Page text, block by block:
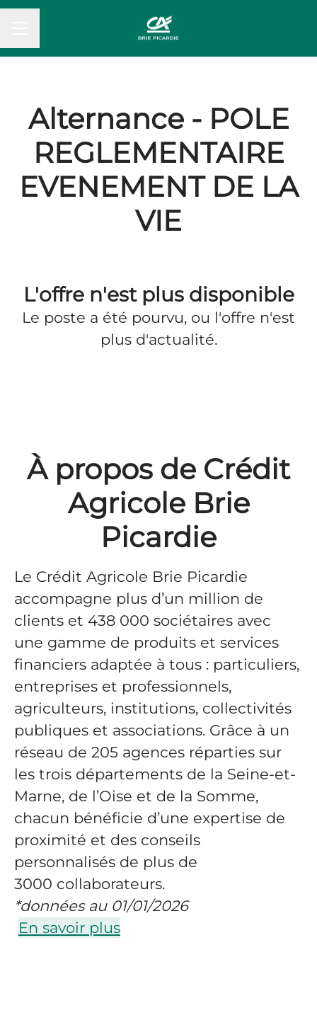
Alternance - POLE
REGLEMENTAIRE
EVENEMENT DE LA
VIE
L'offre n'est plus disponible
Le poste a été pourvu, ou l'offre n'est
plus d'actualité.
À propos de Crédit
Agricole Brie
Picardie
Le Crédit Agricole Brie Picardie
accompagne plus d’un million de
clients et 438 000 sociétaires avec
une gamme de produits et services
financiers adaptée à tous : particuliers,
entreprises et professionnels,
agriculteurs, institutions, collectivités
publiques et associations. Grâce à un
réseau de 205 agences réparties sur
les trois départements de la Seine-et-
Marne, de l’Oise et de la Somme,
chacun bénéficie d’une expertise de
proximité et des conseils
personnalisés de plus de
3000 collaborateurs.
*données au 01/01/2026
En savoir plus